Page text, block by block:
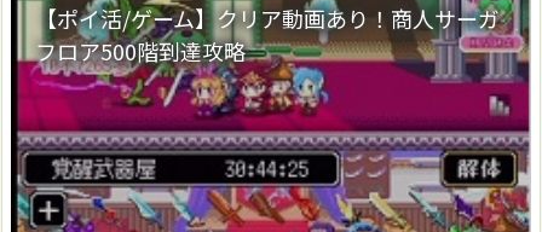
【ポイ活/ゲーム】クリア動画あり！商人サーガ
フロア500階到達攻略